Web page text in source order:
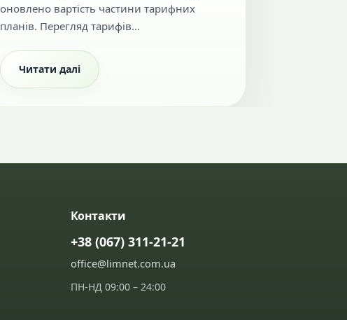
оновлено вартість частини тарифних
планів. Перегляд тарифів...
Читати далі
Контакти
+38 (067) 311-21-21
office@limnet.com.ua
ПН-НД 09:00 – 24:00